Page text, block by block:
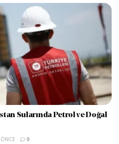
Sularında Petrol ve Doğal
0